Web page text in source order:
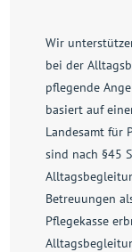
Wir
bei der
pflegende
basiert auf
Landesamt für
sind nach §45
Betreuungen
Pflegekasse